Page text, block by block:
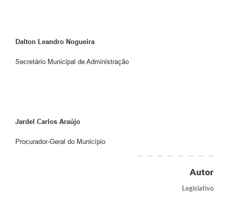
Dalton Leandro Nogueira
Secretário Municipal de Administração
Jardel Carlos Araújo
Procurador-Geral do Município
Autor
Legislativo